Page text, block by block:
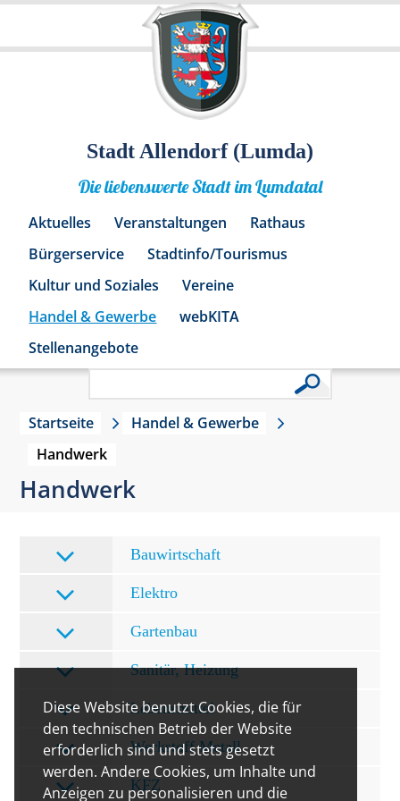
Diese Website benutzt Cookies, die für
den technischen Betrieb der Website
erforderlich sind und stets gesetzt
werden. Andere Cookies, um Inhalte und
Anzeigen zu personalisieren und die
Stadt Allendorf (Lumda)
Die liebenswerte Stadt im Lumdatal
Aktuelles Veranstaltungen
Rathaus
Bürgerservice
Stadtinfo/Tourismus
Kultur und Soziales
Vereine
Handel & Gewerbe
webKITA
Stellenangebote
Startseite
Handel & Gewerbe
Handwerk
Handwerk
Bauwirtschaft
Elektro
Gartenbau
Sanitär, Heizung
Lebensmittel
Werkstoff Metall
KFZ